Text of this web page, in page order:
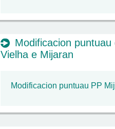
Modificacion
Vielha e Mijaran
Modificacion puntuau PP